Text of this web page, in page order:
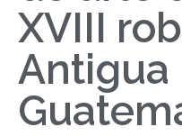
XVIII
Antigua